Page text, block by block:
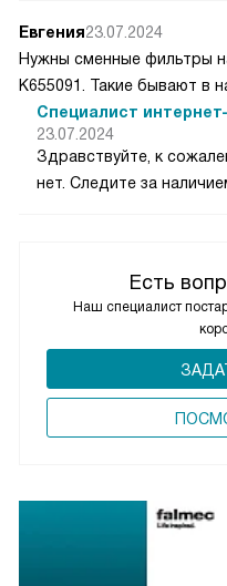
Есть
Наш специалист
Евгения23.07.2024
Нужны сменные фильтры
K655091. Такие бывают в
Специалист
23.07.2024
Здравствуйте, к
нет. Следите за